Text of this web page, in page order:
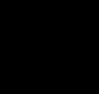
CA0617-11E
năng bấm giờ